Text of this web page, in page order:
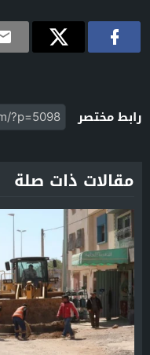
رابط مختصر
مقالات ذات صلة